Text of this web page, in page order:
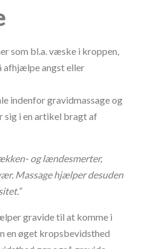
som bl.a. væske i kroppen,
afhjælpe angst eller
indenfor gravidmassage og
sig i en artikel bragt af
og lændesmerter,
Massage hjælper desuden
gravide til at komme i
en øget kropsbevidsthed